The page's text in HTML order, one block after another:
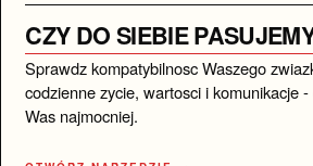
CZY DO SIEBIE
Sprawdz kompatybilnosc Waszego
codzienne zycie, wartosci i komunikacje
Was najmocniej.